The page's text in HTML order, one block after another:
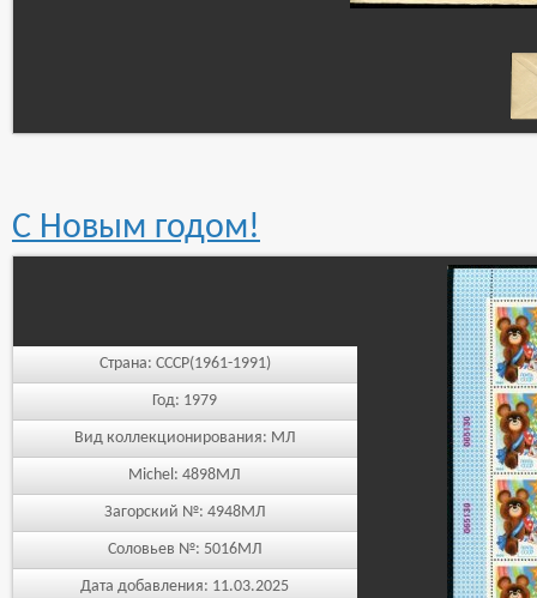
С Новым годом!
Страна: СССР(1961-1991)
Год: 1979
Вид коллекционирования: МЛ
Michel:4898МЛ
Загорский №: 4948МЛ
Соловьев №: 5016МЛ
Дата добавления: 11.03.2025